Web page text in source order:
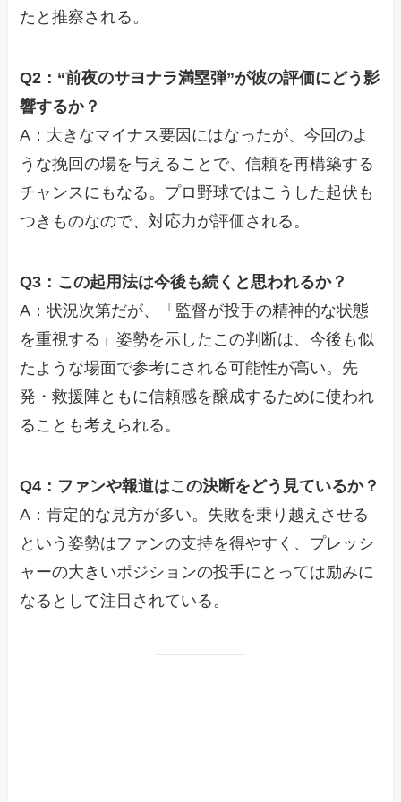
たと推察される。
Q2：“前夜のサヨナラ満塁弾”が彼の評価にどう影
響するか？
A：大きなマイナス要因にはなったが、今回のよ
うな挽回の場を与えることで、信頼を再構築する
チャンスにもなる。プロ野球ではこうした起伏も
つきものなので、対応力が評価される。
Q3：この起用法は今後も続くと思われるか？
A：状況次第だが、「監督が投手の精神的な状態
を重視する」姿勢を示したこの判断は、今後も似
たような場面で参考にされる可能性が高い。先
発・救援陣ともに信頼感を醸成するために使われ
ることも考えられる。
Q4：ファンや報道はこの決断をどう見ているか？
A：肯定的な見方が多い。失敗を乗り越えさせる
という姿勢はファンの支持を得やすく、プレッシ
ャーの大きいポジションの投手にとっては励みに
なるとして注目されている。